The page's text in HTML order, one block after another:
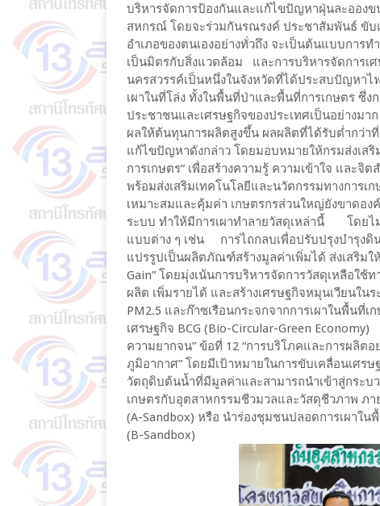
บริหารจัดการป้องกันและแก้ไขปัญหาฝุ่นละอองข
สหกรณ์ โดยจะร่วมกันรณรงค์ ประชาสัมพันธ์ ขับ
อำเภอของตนเองอย่างทั่วถึง จะเป็นต้นแบบการ
เป็นมิตรกับสิ่งแวดล้อม และการบริหารจัดการเ
นครสวรรค์เป็นหนึ่งในจังหวัดที่ได้ประสบปัญหา
เผาในที่โล่ง ทั้งในพื้นที่ป่าและพื้นที่การเกษตร ซึ่
ประชาชนและเศรษฐกิจของประเทศเป็นอย่างม
ผลให้ต้นทุนการผลิตสูงขึ้น ผลผลิตที่ได้รับต่ำกว่า
แก้ไขปัญหาดังกล่าว โดยมอบหมายให้กรมส่งเสริ
การเกษตร” เพื่อสร้างความรู้ ความเข้าใจ และจิ
พร้อมส่งเสริมเทคโนโลยีและนวัตกรรมทางการเ
เหมาะสมและคุ้มค่า เกษตรกรส่วนใหญ่ยังขาดอ
ระบบ ทำให้มีการเผาทำลายวัสดุเหล่านี้ โดยไ
แบบต่าง ๆ เช่น การไถกลบเพื่อปรับปรุงบำรุงดิ
แปรรูปเป็นผลิตภัณฑ์สร้างมูลค่าเพิ่มได้ ส่งเสริมใ
Gain” โดยมุ่งเน้นการบริหารจัดการวัสดุเหลือใ
ผลิต เพิ่มรายได้ และสร้างเศรษฐกิจหมุนเวียนใ
PM2.5 และก๊าซเรือนกระจกจากการเผาในพื้น
เศรษฐกิจ BCG (Bio-Circular-Green
ความยากจน” ข้อที่ 12 “การบริโภคและการผลิต
ภูมิอากาศ” โดยมีเป้าหมายในการขับเคลื่อนเศร
วัตถุดิบต้นน้ำที่มีมูลค่าและสามารถนำเข้าสู่กระบ
เกษตรกับอุตสาหกรรมชีวมวลและวัสดุชีวภาพ ภ
(A-Sandbox) หรือ นำร่องชุมชนปลอดการเผาใน
(B-Sandbox)